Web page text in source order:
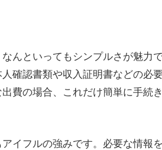
んといってもシンプルさが魅力
確認書類や収入証明書などの必
費の場合、これだけ簡単に手続
イフルの強みです。必要な情報